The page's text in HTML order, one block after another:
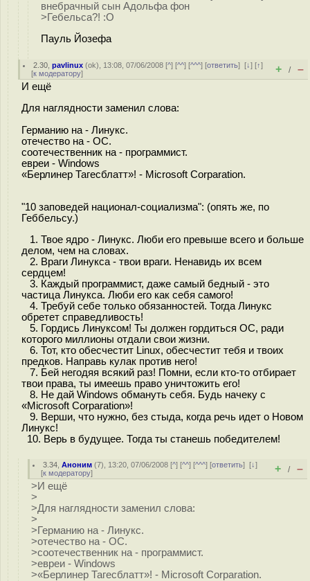
внебрачный сын Адольфа фон
>Гебельса?! :О
Пауль Йозефа
2.30 ,pavlinux (ok), 13:08, 07/06/2008 [^] [^^] [^^^] [ответить][↓] [↑]
[к модератору] + / –
И ещё
Для наглядности заменил слова:
Германию на - Линукс.
отечество на - ОС.
соотечественник на - программист.
евреи - Windows
«Берлинер Тагесблатт»! - Microsoft Corparation.
"10 заповедей национал-социализма": (опять же, по
Геббельсу.)
1. Твое ядро - Линукс. Люби его превыше всего и больше
делом, чем на словах.
2. Враги Линукса - твои враги. Ненавидь их всем
сердцем!
3. Каждый программист, даже самый бедный - это
частица Линукса. Люби его как себя самого!
4. Требуй себе только обязанностей. Тогда Линукс
обретет справедливость!
5. Гордись Линуксом! Ты должен гордиться ОС, ради
которого миллионы отдали свои жизни.
6. Тот, кто обесчестит Linux, обесчестит тебя и твоих
предков. Направь кулак против него!
7. Бей негодяя всякий раз! Помни, если кто-то отбирает
твои права, ты имеешь право уничтожить его!
8. Не дай Windows обмануть себя. Будь начеку с
«Microsoft Corparation»!
9. Верши, что нужно, без стыда, когда речь идет о Новом
Линукс!
10. Верь в будущее. Тогда ты станешь победителем!
3.34 ,Аноним (7), 13:20, 07/06/2008 [^] [^^] [^^^] [ответить][↓]
[к модератору] + / –
>И ещё
>
>Для наглядности заменил слова:
>
>Германию на - Линукс.
>отечество на - ОС.
>соотечественник на - программист.
>евреи - Windows
>«Берлинер Тагесблатт»! - Microsoft Corparation.